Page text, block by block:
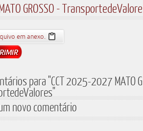
GROSSO -
em anexo.
para "CCT 2025-2027 MATO
novo comentário